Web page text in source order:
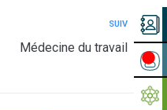
SUIV
Médecine du travail